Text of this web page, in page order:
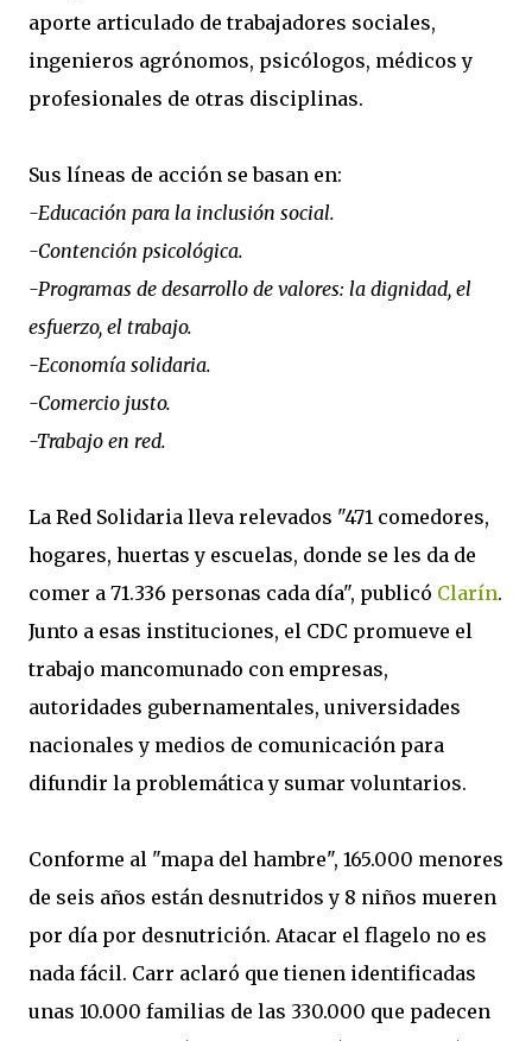
aporte articulado de trabajadores sociales,
ingenieros agrónomos, psicólogos, médicos y
profesionales de otras disciplinas.
Sus líneas de acción se basan en:
-Educación para la inclusión social.
-Contención psicológica.
-Programas de desarrollo de valores: la dignidad, el
esfuerzo, el trabajo.
-Economía solidaria.
-Comercio justo.
-Trabajo en red.
La Red Solidaria lleva relevados "471 comedores,
hogares, huertas y escuelas, donde se les da de
comer a 71.336 personas cada día", publicó Clarín.
Junto a esas instituciones, el CDC promueve el
trabajo mancomunado con empresas,
autoridades gubernamentales, universidades
nacionales y medios de comunicación para
difundir la problemática y sumar voluntarios.
Conforme al "mapa del hambre", 165.000 menores
de seis años están desnutridos y 8 niños mueren
por día por desnutrición. Atacar el flagelo no es
nada fácil. Carr aclaró que tienen identificadas
unas 10.000 familias de las 330.000 que padecen